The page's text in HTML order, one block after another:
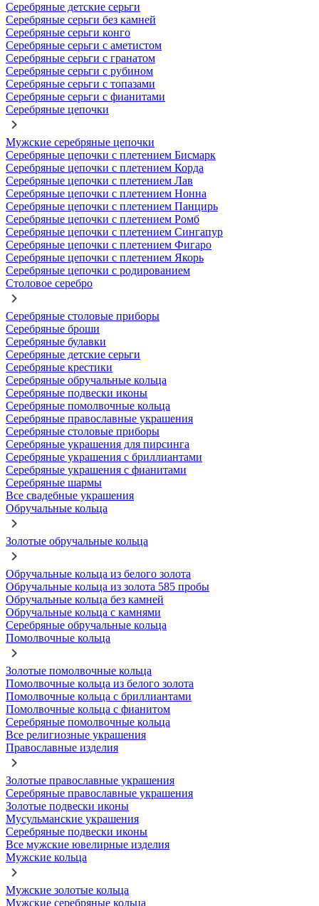
Серебряные детские серьги
Серебряные серьги без камней
Серебряные серьги конго
Серебряные серьги с аметистом
Серебряные серьги с гранатом
Серебряные серьги с рубином
Серебряные серьги с топазами
Серебряные серьги с фианитами
Серебряные цепочки
Мужские серебряные цепочки
Серебряные цепочки с плетением Бисмарк
Серебряные цепочки с плетением Корда
Серебряные цепочки с плетением Лав
Серебряные цепочки с плетением Нонна
Серебряные цепочки с плетением Панцирь
Серебряные цепочки с плетением Ромб
Серебряные цепочки с плетением Сингапур
Серебряные цепочки с плетением Фигаро
Серебряные цепочки с плетением Якорь
Серебряные цепочки с родированием
Столовое серебро
Серебряные столовые приборы
Серебряные броши
Серебряные булавки
Серебряные детские серьги
Серебряные крестики
Серебряные обручальные кольца
Серебряные подвески иконы
Серебряные помолвочные кольца
Серебряные православные украшения
Серебряные столовые приборы
Серебряные украшения для пирсинга
Серебряные украшения с бриллиантами
Серебряные украшения с фианитами
Серебряные шармы
Все свадебные украшения
Обручальные кольца
Золотые обручальные кольца
Обручальные кольца из белого золота
Обручальные кольца из золота 585 пробы
Обручальные кольца без камней
Обручальные кольца с камнями
Серебряные обручальные кольца
Помолвочные кольца
Золотые помолвочные кольца
Помолвочные кольца из белого золота
Помолвочные кольца с бриллиантами
Помолвочные кольца с фианитом
Серебряные помолвочные кольца
Все религиозные украшения
Православные изделия
Золотые православные украшения
Серебряные православные украшения
Золотые подвески иконы
Мусульманские украшения
Серебряные подвески иконы
Все мужские ювелирные изделия
Мужские кольца
Мужские золотые кольца
Мужские серебряные кольца